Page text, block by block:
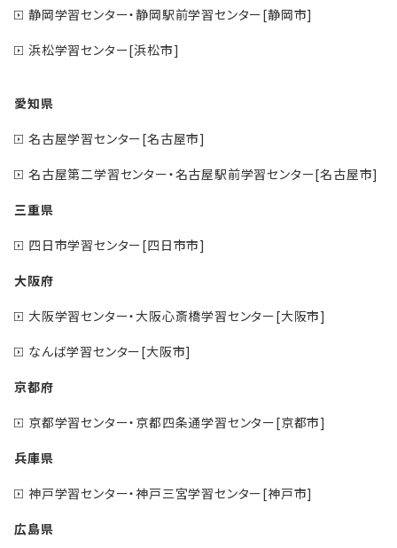
静岡学習センター・静岡駅前学習センター[静岡市]
浜松学習センター[浜松市]
愛知県
名古屋学習センター[名古屋市]
名古屋第二学習センター・名古屋駅前学習センター[名古屋市]
三重県
四日市学習センター[四日市市]
大阪府
大阪学習センター・大阪心斎橋学習センター[大阪市]
なんば学習センター[大阪市]
京都府
京都学習センター・京都四条通学習センター[京都市]
兵庫県
神戸学習センター・神戸三宮学習センター[神戸市]
広島県